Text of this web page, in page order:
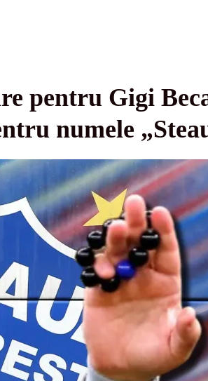
pentru Gigi
numele